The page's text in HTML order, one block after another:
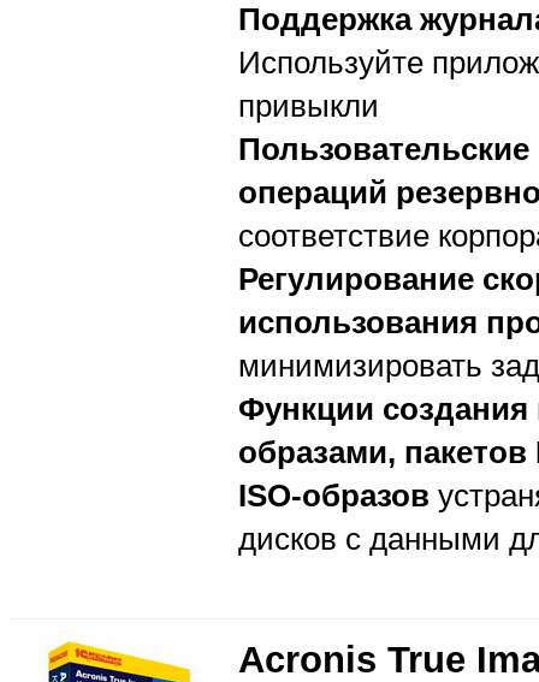
Поддержка
Используйте
привыкли
операций
соответствие
Регулирование
использования
минимизировать
Функции создания
образами,
ISO-образов
дисков с данными
Acronis True